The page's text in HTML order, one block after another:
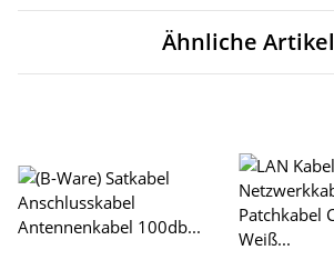
Ähnliche Artikel